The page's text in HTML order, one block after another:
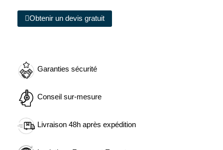
Obtenir un devis gratuit
Garanties sécurité
Conseil sur-mesure
Livraison 48h après expédition